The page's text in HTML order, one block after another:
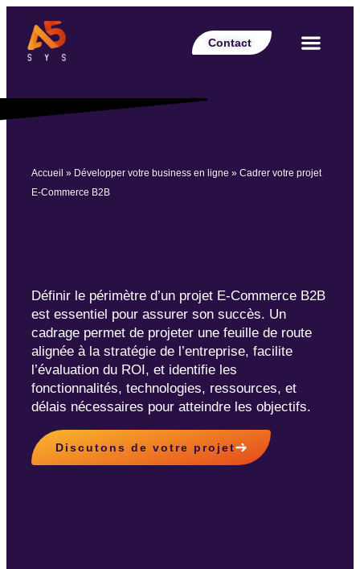
Contact
Accueil » Développer votre business en ligne » Cadrer votre projet
E-Commerce B2B
Définir le périmètre d’un projet E-Commerce B2B
est essentiel pour assurer son succès. Un
cadrage permet de projeter une feuille de route
alignée à la stratégie de l’entreprise, facilite
l’évaluation du ROI, et identifie les
fonctionnalités, technologies, ressources, et
délais nécessaires pour atteindre les objectifs.
Discutons de votre projet